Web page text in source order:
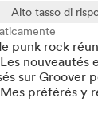
Alto tasso di
punk rock
nouveautés
sur Groover
préférés y